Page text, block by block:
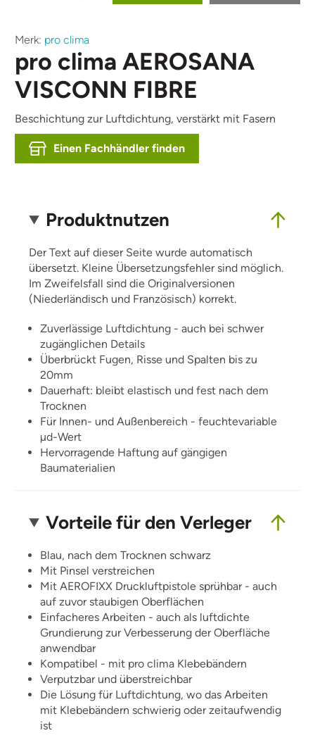
Merk: pro clima
pro clima AEROSANA
VISCONN FIBRE
Beschichtung zur Luftdichtung, verstärkt mit Fasern
Einen Fachhändler finden
Produktnutzen
Der Text auf dieser Seite wurde automatisch
übersetzt. Kleine Übersetzungsfehler sind möglich.
Im Zweifelsfall sind die Originalversionen
(Niederländisch und Französisch) korrekt.
Zuverlässige Luftdichtung - auch bei schwer
zugänglichen Details
Überbrückt Fugen, Risse und Spalten bis zu
20mm
Dauerhaft: bleibt elastisch und fest nach dem
Trocknen
Für Innen- und Außenbereich - feuchtevariable
µd-Wert
Hervorragende Haftung auf gängigen
Baumaterialien
Vorteile für den Verleger
Blau, nach dem Trocknen schwarz
Mit Pinsel verstreichen
Mit AEROFIXX Druckluftpistole sprühbar - auch
auf zuvor staubigen Oberflächen
Einfacheres Arbeiten - auch als luftdichte
Grundierung zur Verbesserung der Oberfläche
anwendbar
Kompatibel - mit pro clima Klebebändern
Verputzbar und überstreichbar
Die Lösung für Luftdichtung, wo das Arbeiten
mit Klebebändern schwierig oder zeitaufwendig
ist